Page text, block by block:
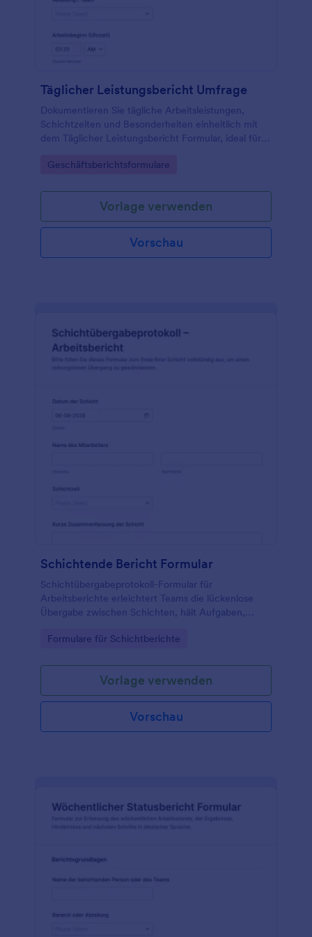
Täglicher Leistungsbericht Umfrage
Dokumentieren Sie tägliche Arbeitsleistungen,
Schichtzeiten und Besonderheiten einheitlich mit
dem Täglicher Leistungsbericht Formular, ideal für
Projektverantwortliche in verschiedenen
Go to Category:
Geschäftsberichtsformulare
Vorlage verwenden
Vorschau
Schichtende Bericht Formular
Schichtübergabeprotokoll-Formular für
Arbeitsberichte erleichtert Teams die lückenlose
Übergabe zwischen Schichten, hält Aufgaben,
eine verlässliche Datenerfassung mit Jotform.
Go to Category:
Formulare für Schichtberichte
Vorlage verwenden
Vorschau